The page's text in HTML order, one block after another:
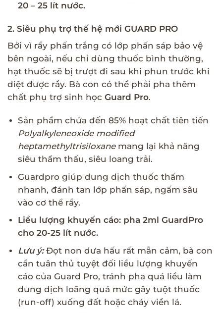
20 – 25 lít nước.
2. Siêu phụ trợ thế hệ mới GUARD PRO
Bởi vì rầy phấn trắng có lớp phấn sáp bảo vệ
bên ngoài, nếu chỉ dùng thuốc bình thường,
hạt thuốc sẽ bị trượt đi sau khi phun trước khi
diệt được rầy. Bà con có thể phải pha thêm
chất phụ trợ sinh học Guard Pro.
Sản phẩm chứa đến 85% hoạt chất tiên tiến
Polyalkyleneoxide modified
heptamethyltrisiloxanemang lại khả năng
siêu thẩm thấu, siêu loang trải.
Guardpro giúp dung dịch thuốc thấm
nhanh, đánh tan lớp phấn sáp, ngấm sâu
vào cơ thể rầy.
Liều lượng khuyến cáo: pha 2ml GuardPro
cho 20-25 lít nước.
Lưu ý: Đọt non dưa hấu rất mẫn cảm, bà con
cần tuân thủ tuyệt đối liều lượng khuyến
cáo của Guard Pro, tránh pha quá liều làm
dung dịch loãng quá mức gây tuột thuốc
(run-off) xuống đất hoặc cháy viền lá.